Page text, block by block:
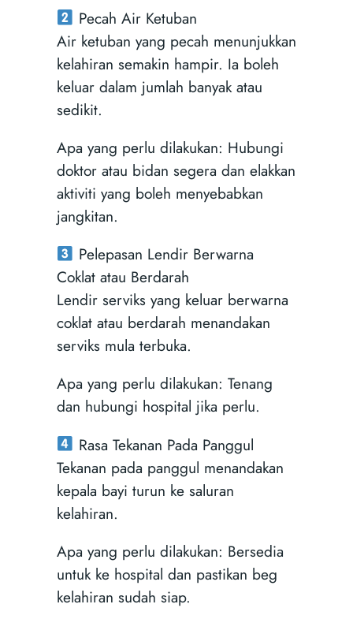
Pecah Air Ketuban
Air ketuban yang pecah menunjukkan
kelahiran semakin hampir. Ia boleh
keluar dalam jumlah banyak atau
sedikit.
Apa yang perlu dilakukan: Hubungi
doktor atau bidan segera dan elakkan
aktiviti yang boleh menyebabkan
jangkitan.
Pelepasan Lendir Berwarna
Coklat atau Berdarah
Lendir serviks yang keluar berwarna
coklat atau berdarah menandakan
serviks mula terbuka.
Apa yang perlu dilakukan: Tenang
dan hubungi hospital jika perlu.
Rasa Tekanan Pada Panggul
Tekanan pada panggul menandakan
kepala bayi turun ke saluran
kelahiran.
Apa yang perlu dilakukan: Bersedia
untuk ke hospital dan pastikan beg
kelahiran sudah siap.